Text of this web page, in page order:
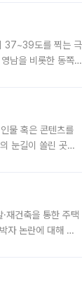
37~39도를 찍는 극
남을 비롯한 동쪽
물 혹은 콘텐츠를
눈길이 쏠린 곳은
재건축을 통한 주택
자 논란에 대해 정